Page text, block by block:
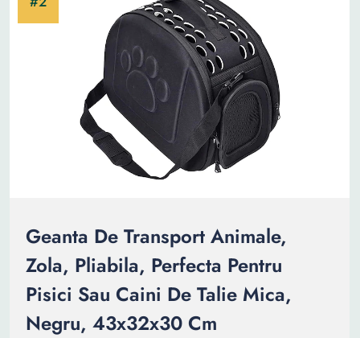
Geanta De Transport Animale,
Zola, Pliabila, Perfecta Pentru
Pisici Sau Caini De Talie Mica,
Negru, 43x32x30 Cm